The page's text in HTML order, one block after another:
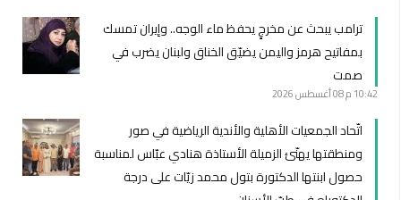
ترامب يبحث عن مخرجٍ يحفظ ماء الوجه.. وإيران تمسك
بمفاتيح هرمز واليمن يضيّق الخناق ولبنان يضرب في
صمت
10:42 م 08 أغسطس 2026
اتّحاد الجمعيات الأهلية والأندية الرياضية في صور
ومنطقتها يهنّئ الزميلة الأستاذة هنادي عبّاس لمناسبة
حصول ابنتها الدكتورة بتول محمد زيّات على درجة